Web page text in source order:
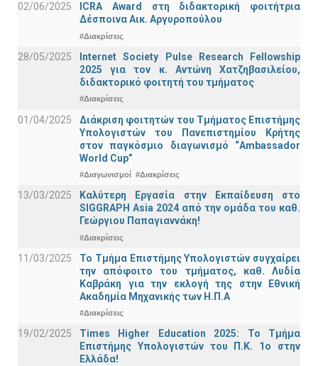
02/06/2025
ICRA Award στη διδακτορική φοιτήτρια
Δέσποινα Αικ. Αργυροπούλου
#Διακρίσεις
28/05/2025
Internet Society Pulse Research Fellowship
2025 για τον κ. Αντώνη Χατζηβασιλείου,
διδακτορικό φοιτητή του τμήματος
#Διακρίσεις
01/04/2025
Διάκριση φοιτητών του Τμήματος Επιστήμης
Υπολογιστών του Πανεπιστημίου Κρήτης
στον παγκόσμιο διαγωνισμό “Ambassador
World Cup”
#Διαγωνισμοί #Διακρίσεις
13/03/2025
Καλύτερη Εργασία στην Εκπαίδευση στο
SIGGRAPH Asia 2024 από την ομάδα του καθ.
Γεώργιου Παπαγιαννάκη!
#Διακρίσεις
11/03/2025
Το Τμήμα Επιστήμης Υπολογιστών συγχαίρει
την απόφοιτο του τμήματος, καθ. Λυδία
Καβράκη για την εκλογή της στην Εθνική
Ακαδημία Μηχανικής των Η.Π.Α
#Διακρίσεις
19/02/2025
Times Higher Education 2025: Το Τμήμα
Επιστήμης Υπολογιστών του Π.Κ. 1ο στην
Ελλάδα!